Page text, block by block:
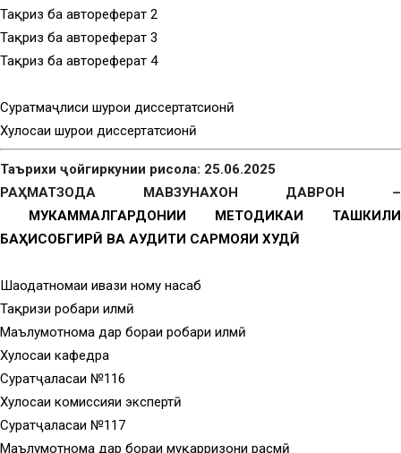
Тақриз ба автореферат 2
Тақриз ба автореферат 3
Тақриз ба автореферат 4
Суратмаҷлиси шурои диссертатсионӣ
Хулосаи шурои диссертатсионӣ
Таърихи ҷойгиркунии рисола: 25.06.2025
РАҲМАТЗОДА МАВЗУНАХОН ДАВРОН –
МУКАММАЛГАРДОНИИ МЕТОДИКАИ ТАШКИЛИ
БАҲИСОБГИРӢ ВА АУДИТИ САРМОЯИ ХУДӢ
Шаҳодатномаи ивази ному насаб
Тақризи роҳбари илмӣ
Маълумотнома дар бораи роҳбари илмӣ
Хулосаи кафедра
Суратҷаласаи №116
Хулосаи комиссияи экспертӣ
Суратҷаласаи №117
Маълумотнома дар бораи муқарризони расмӣ